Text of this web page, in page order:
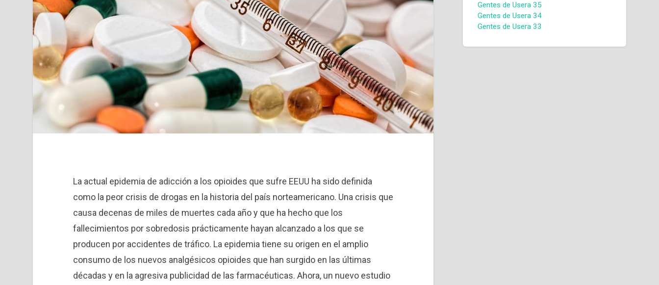
La actual epidemia de adicción a los opioides que sufre EEUU ha sido definida
como la peor crisis de drogas en la historia del país norteamericano. Una crisis que
causa decenas de miles de muertes cada año y que ha hecho que los
fallecimientos por sobredosis prácticamente hayan alcanzado a los que se
producen por accidentes de tráfico. La epidemia tiene su origen en el amplio
consumo de los nuevos analgésicos opioides que han surgido en las últimas
décadas y en la agresiva publicidad de las farmacéuticas. Ahora, un nuevo estudio
Gentes de Usera 35
Gentes de Usera 34
Gentes de Usera 33